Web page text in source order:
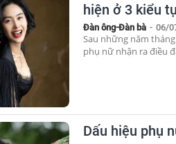
hiện ở 3 kiểu
Đàn ông-Đàn bà - 06/
Sau những năm
phụ nữ nhận ra điều
Dấu hiệu phụ